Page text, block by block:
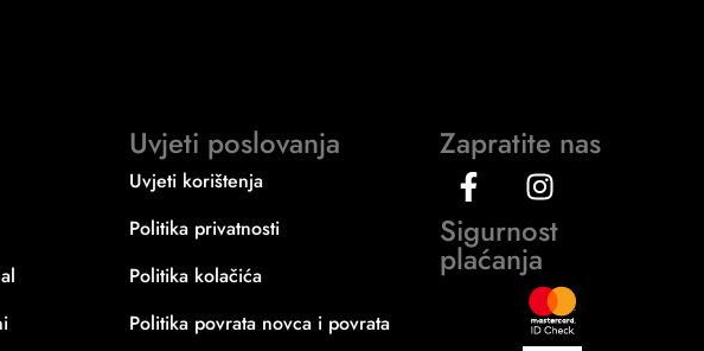
Uvjeti poslovanja
Uvjeti korištenja
Politika privatnosti
Politika kolačića
Politika povrata novca i povrata
Zapratite nas
Sigurnost
plaćanja